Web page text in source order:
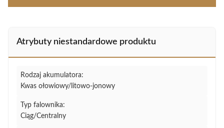
Atrybuty niestandardowe produktu
Rodzaj akumulatora:
Kwas ołowiowy/litowo-jonowy
Typ falownika:
Ciąg/Centralny